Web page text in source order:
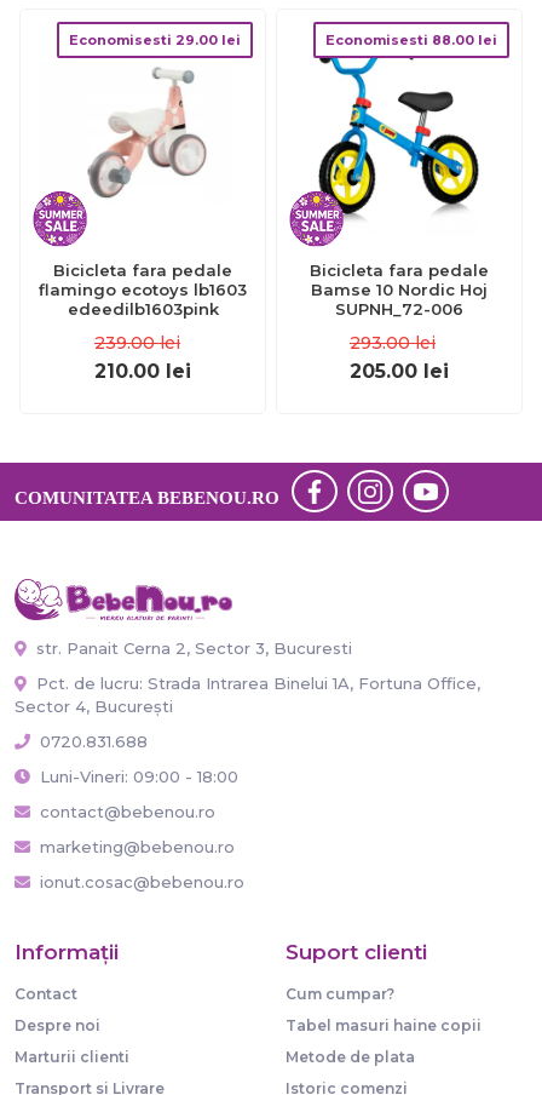
Economisesti 29.00 lei
Bicicleta fara pedale
flamingo ecotoys lb1603
edeedilb1603pink
239.00 lei
210.00 lei
Economisesti 88.00 lei
Bicicleta fara pedale
Bamse 10 Nordic Hoj
SUPNH_72-006
293.00 lei
205.00 lei
COMUNITATEA BEBENOU.RO
str. Panait Cerna 2, Sector 3, Bucuresti
Pct. de lucru: Strada Intrarea Binelui 1A, Fortuna Office,
Sector 4, București
0720.831.688
Luni-Vineri: 09:00 - 18:00
contact@bebenou.ro
marketing@bebenou.ro
ionut.cosac@bebenou.ro
Informaţii
Contact
Despre noi
Marturii clienti
Transport si Livrare
Suport clienti
Cum cumpar?
Tabel masuri haine copii
Metode de plata
Istoric comenzi